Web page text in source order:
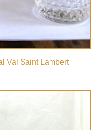
Val Saint Lambert